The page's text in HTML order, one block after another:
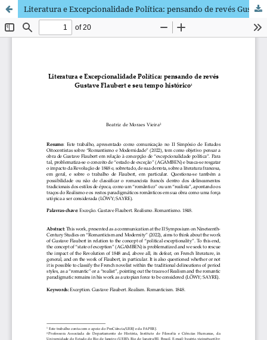
Literatura e Excepcionalidade Política: pensando de revés Gustave Flaubert e seu tempo histórico